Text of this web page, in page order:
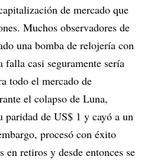
de mercado que
Muchos observadores de
una bomba de relojería con
falla casi seguramente sería
todo el mercado de
el colapso de Luna,
paridad de US$ 1 y cayó a un
procesó con éxito
retiros y desde entonces se